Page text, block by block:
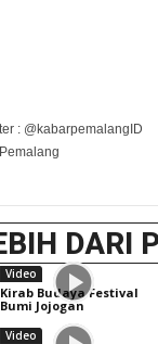
: @kabarpemalangID
DARI
Video
Kirab Budaya Festival
Bumi Jojogan
Video